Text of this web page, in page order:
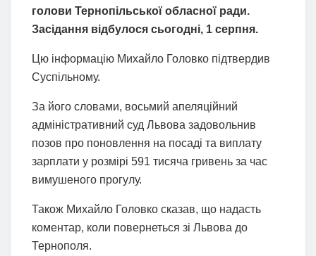
голови Тернопільської обласної ради.
Засідання відбулося сьогодні, 1 серпня.
Цю інформацію Михайло Головко підтвердив
Суспільному.
За його словами, восьмий апеляційний
адміністративний суд Львова задовольнив
позов про поновлення на посаді та виплату
зарплати у розмірі 591 тисяча гривень за час
вимушеного прогулу.
Також Михайло Головко сказав, що надасть
коментар, коли повернеться зі Львова до
Тернополя.